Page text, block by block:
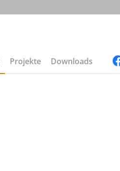
Projekte Downloads